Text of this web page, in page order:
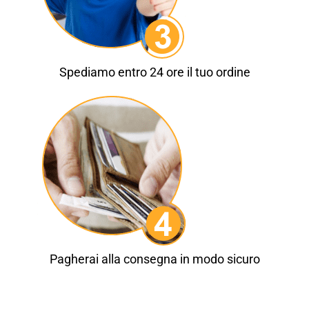
Spediamo entro 24 ore il tuo ordine
Pagherai alla consegna in modo sicuro